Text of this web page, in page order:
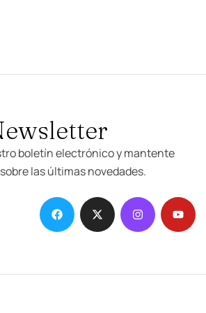
boletín electrónico y mantente
las últimas novedades.